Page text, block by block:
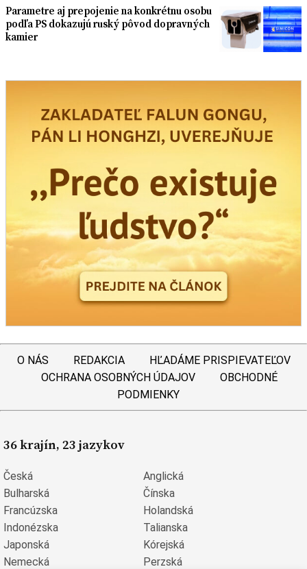
Parametre aj prepojenie na konkrétnu osobu
podľa PS dokazujú ruský pôvod dopravných
kamier
O NÁS REDAKCIA
HĽADÁME PRISPIEVATEĽOV
OCHRANA OSOBNÝCH ÚDAJOV
OBCHODNÉ
PODMIENKY
36 krajín, 23 jazykov
Česká
Anglická
Bulharská
Čínska
Francúzska
Holandská
Indonézska
Talianska
Japonská
Kórejská
Nemecká
Perzská